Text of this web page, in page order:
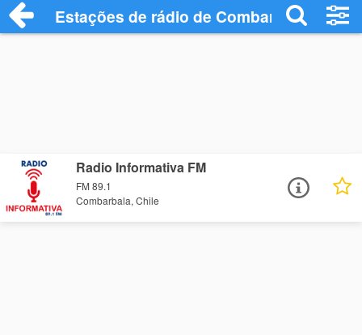
Estações de rádio de Combarbala -
Radio Informativa FM
FM 89.1
Combarbala, Chile